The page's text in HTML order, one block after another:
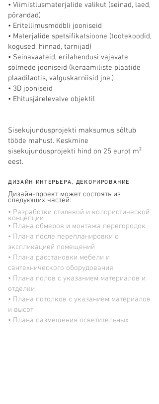
• Viimistlusmaterjalide valikut (seinad, laed,
põrandad)
• Eritellimusmööbli jooniseid
• Materjalide spetsifikatsioone (tootekoodid,
kogused, hinnad, tarnijad)
• Seinavaateid, erilahendusi vajavate
sõlmede jooniseid (keraamiliste plaatide
plaadilaotis, valguskarniisid jne.)
• 3D jooniseid
• Ehitusjärelevalve objektil
Sisekujundusprojekti maksumus sõltub
tööde mahust. Keskmine
sisekujundusprojekti hind on 25 eurot m²
eest.
ДИЗАЙН ИНТЕРЬЕРА, ДЕКОРИРОВАНИЕ
Дизайн-проект может состоять из
следующих частей:
• Разработки стилевой и колористической
концепции
• Плана обмеров и монтажа перегородок
• Плана после перепланировки с
экспликацией помещений
• Плана расстановки мебели и
сантехнического оборудования
• Плана полов с указанием материалов и
отделки
• Плана потолков с указанием материалов
и высот
• Плана размещения осветительных